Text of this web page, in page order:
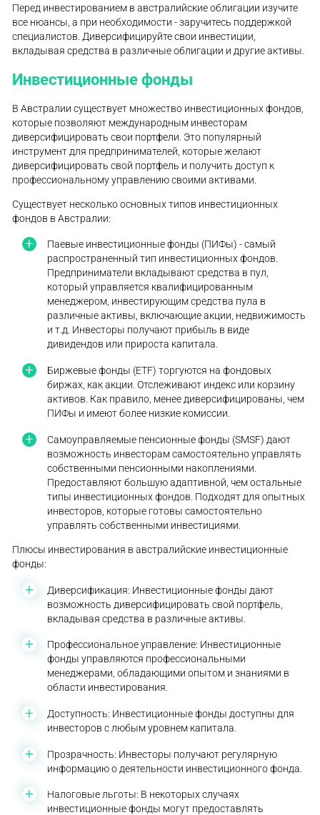
Перед инвестированием в австралийские облигации изучите
все нюансы, а при необходимости - заручитесь поддержкой
специалистов. Диверсифицируйте свои инвестиции,
вкладывая средства в различные облигации и другие активы.
Инвестиционные фонды
В Австралии существует множество инвестиционных фондов,
которые позволяют международным инвесторам
диверсифицировать свои портфели. Это популярный
инструмент для предпринимателей, которые желают
диверсифицировать свой портфель и получить доступ к
профессиональному управлению своими активами.
Существует несколько основных типов инвестиционных
фондов в Австралии:
Паевые инвестиционные фонды (ПИФы) - самый
распространенный тип инвестиционных фондов.
Предприниматели вкладывают средства в пул,
который управляется квалифицированным
менеджером, инвестирующим средства пула в
различные активы, включающие акции, недвижимость
и т.д. Инвесторы получают прибыль в виде
дивидендов или прироста капитала.
Биржевые фонды (ETF) торгуются на фондовых
биржах, как акции. Отслеживают индекс или корзину
активов. Как правило, менее диверсифицированы, чем
ПИФы и имеют более низкие комиссии.
Самоуправляемые пенсионные фонды (SMSF) дают
возможность инвесторам самостоятельно управлять
собственными пенсионными накоплениями.
Предоставляют большую адаптивной, чем остальные
типы инвестиционных фондов. Подходят для опытных
инвесторов, которые готовы самостоятельно
управлять собственными инвестициями.
Плюсы инвестирования в австралийские инвестиционные
фонды:
Диверсификация: Инвестиционные фонды дают
возможность диверсифицировать свой портфель,
вкладывая средства в различные активы.
Профессиональное управление: Инвестиционные
фонды управляются профессиональными
менеджерами, обладающими опытом и знаниями в
области инвестирования.
Доступность: Инвестиционные фонды доступны для
инвесторов с любым уровнем капитала.
Прозрачность: Инвесторы получают регулярную
информацию о деятельности инвестиционного фонда.
Налоговые льготы: В некоторых случаях
инвестиционные фонды могут предоставлять